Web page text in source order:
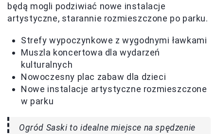
będą mogli podziwiać nowe instalacje
artystyczne, starannie rozmieszczone po parku.
Strefy wypoczynkowe z wygodnymi ławkami
Muszla koncertowa dla wydarzeń
kulturalnych
Nowoczesny plac zabaw dla dzieci
Nowe instalacje artystyczne rozmieszczone
w parku
Ogród Saski to idealne miejsce na spędzenie